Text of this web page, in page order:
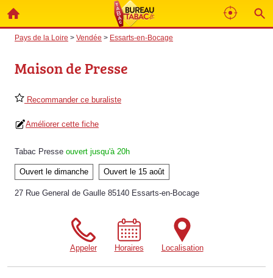
Pays de la Loire > Vendée > Essarts-en-Bocage
Maison de Presse
Recommander ce buraliste
Améliorer cette fiche
Tabac Presse ouvert jusqu'à 20h
Ouvert le dimanche Ouvert le 15 août
27 Rue General de Gaulle 85140 Essarts-en-Bocage
Appeler Horaires Localisation